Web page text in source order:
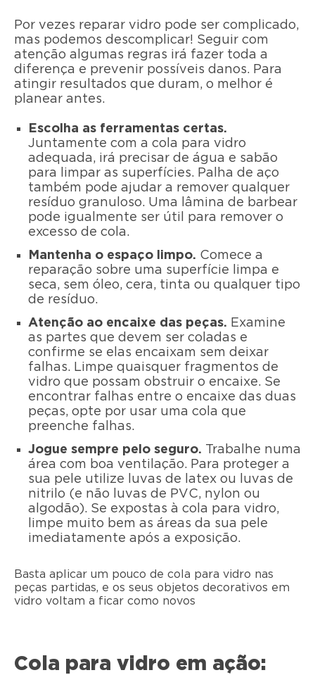
Por vezes reparar vidro pode ser complicado,
mas podemos descomplicar! Seguir com
atenção algumas regras irá fazer toda a
diferença e prevenir possíveis danos. Para
atingir resultados que duram, o melhor é
planear antes.
Escolha as ferramentas certas.
Juntamente com a cola para vidro
adequada, irá precisar de água e sabão
para limpar as superfícies. Palha de aço
também pode ajudar a remover qualquer
resíduo granuloso. Uma lâmina de barbear
pode igualmente ser útil para remover o
excesso de cola.
Mantenha o espaço limpo. Comece a
reparação sobre uma superfície limpa e
seca, sem óleo, cera, tinta ou qualquer tipo
de resíduo.
Atenção ao encaixe das peças. Examine
as partes que devem ser coladas e
confirme se elas encaixam sem deixar
falhas. Limpe quaisquer fragmentos de
vidro que possam obstruir o encaixe. Se
encontrar falhas entre o encaixe das duas
peças, opte por usar uma cola que
preenche falhas.
Jogue sempre pelo seguro. Trabalhe numa
área com boa ventilação. Para proteger a
sua pele utilize luvas de latex ou luvas de
nitrilo (e não luvas de PVC, nylon ou
algodão). Se expostas à cola para vidro,
limpe muito bem as áreas da sua pele
imediatamente após a exposição.
Basta aplicar um pouco de cola para vidro nas
peças partidas, e os seus objetos decorativos em
vidro voltam a ficar como novos
Cola para vidro em ação: